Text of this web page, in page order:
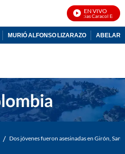
EN VIVO
Noticias Caracol En Vivo
MURIÓ ALFONSO LIZARAZO
/ Dos jóvenes fueron asesinadas en Girón,